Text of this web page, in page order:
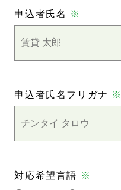
申込者氏名 ※
申込者氏名フリガナ ※
対応希望言語 ※